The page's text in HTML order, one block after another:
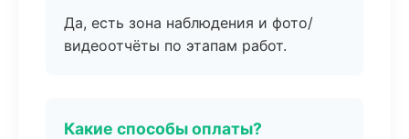
Да, есть зона наблюдения и фото/
видеоотчёты по этапам работ.
Какие способы оплаты?